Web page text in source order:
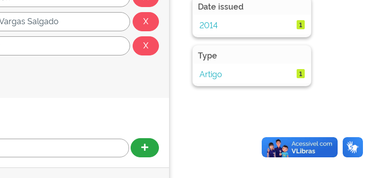
Date issued
2014
1
Type
Artigo
1